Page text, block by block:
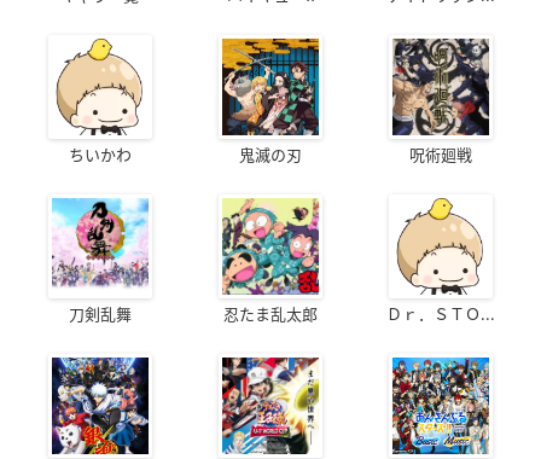
ちいかわ 鬼滅の刃 呪術廻戦
刀剣乱舞 忍たま乱太郎 Ｄｒ．ＳＴＯ...